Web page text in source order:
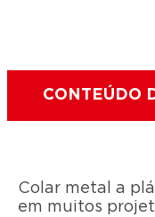
CONTEÚDO
Colar metal a
em muitos